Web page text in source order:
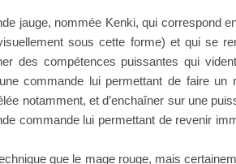
jauge, nommée Kenki, qui correspond
sous cette forme) et qui se
des compétences puissantes qui
commande lui permettant de faire un
notamment, et d’enchaîner sur une
commande lui permettant de revenir
que le mage rouge, mais